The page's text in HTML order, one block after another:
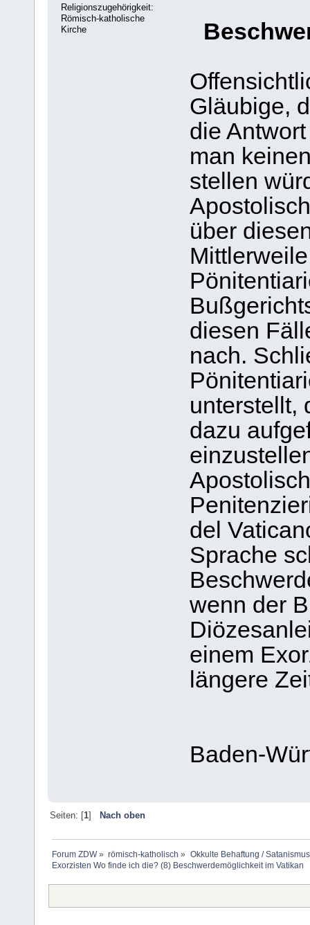
Religionszugehörigkeit:
Römisch-katholische
Kirche
Gläubige,
die
man
stellen
über
diesen
nach.
unterstellt,
dazu
del
Sprache
wenn der
einem
längere
Baden-
Seiten: [1] Nach oben
Forum ZDW» römisch-katholisch » Okkulte Behaftung /
Exorzisten Wo finde ich die? (8) Beschwerdemöglichkeit im Vatikan